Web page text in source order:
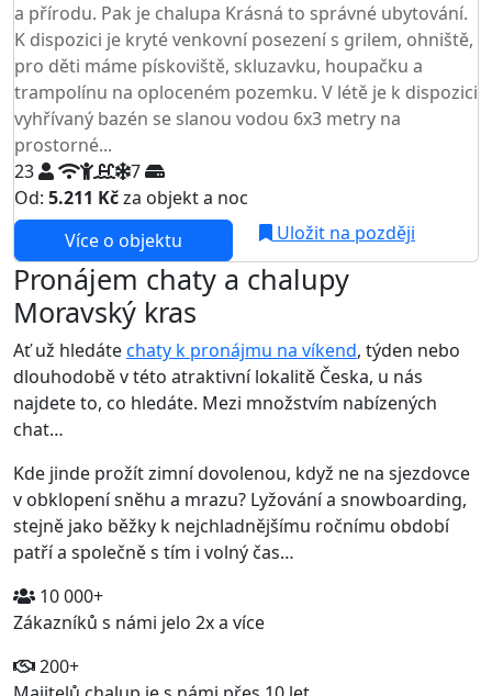
a přírodu. Pak je chalupa Krásná to správné ubytování.
K dispozici je kryté venkovní posezení s grilem, ohniště,
pro děti máme pískoviště, skluzavku, houpačku a
trampolínu na oploceném pozemku. V létě je k dispozici
vyhřívaný bazén se slanou vodou 6x3 metry na
prostorné...
23
7
Od: 5.211 Kčza objekt a noc
Více o objektu
Uložit na později
Pronájem chaty a chalupy
Moravský kras
Ať už hledátechaty k pronájmu na víkend, týden nebo
dlouhodobě v této atraktivní lokalitě Česka, u nás
najdete to, co hledáte. Mezi množstvím nabízených
chat…
Kde jinde prožít zimní dovolenou, když ne na sjezdovce
v obklopení sněhu a mrazu? Lyžování a snowboarding,
stejně jako běžky k nejchladnějšímu ročnímu období
patří a společně s tím i volný čas…
10 000+
Zákazníků s námi jelo 2x a více
200+